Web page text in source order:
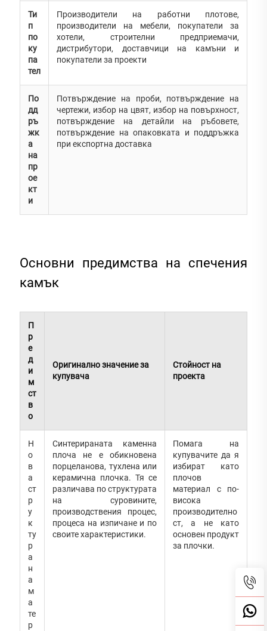
Ти
п
по
ку
па
тел
Производители на работни плотове,
производители на мебели, покупатели за
хотели, строителни предприемачи,
дистрибутори, доставчици на камъни и
покупатели за проекти
По
дд
ръ
жк
а
на
пр
ое
кт
и
Потвърждение на проби, потвърждение на
чертежи, избор на цвят, избор на повърхност,
потвърждение на детайли на ръбовете,
потвърждение на опаковката и поддръжка
при експортна доставка
Основни предимства на спечения
камък
П
р
е
д
и
м
ст
в
о
Оригинално значение за
купувача
Стойност на
проекта
Н
о
в
а
ст
р
у
к
ту
р
а
н
а
м
а
те
р
Синтерираната каменна
плоча не е обикновена
порцеланова, тухлена или
керамична плочка. Тя се
различава по структурата
на суровините,
производствения процес,
процеса на изпичане и по
своите характеристики.
Помага на
купувачите да я
избират като
плочов
материал с по-
висока
производително
ст, а не като
основен продукт
за плочки.